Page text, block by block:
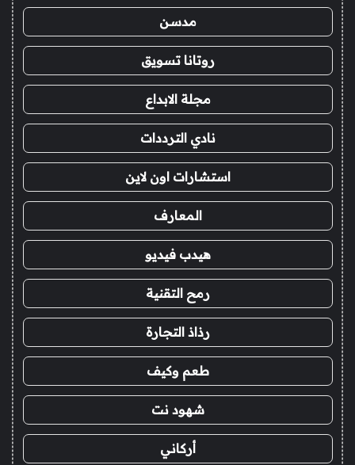
مدسن
روتانا تسويق
مجلة الابداع
نادي الترددات
استشارات اون لاين
المعارف
هيدب فيديو
رمح التقنية
رذاذ التجارة
طعم وكيف
شهود نت
أركاني